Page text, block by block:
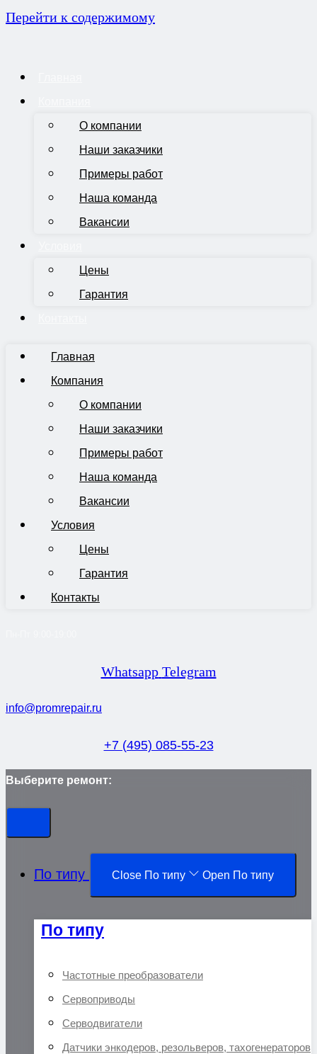
Перейти к содержимому
О компании
Наши заказчики
Примеры работ
Наша команда
Вакансии
Цены
Гарантия
Главная
Компания
О компании
Наши заказчики
Примеры работ
Наша команда
Вакансии
Условия
Цены
Гарантия
Контакты
Whatsapp Telegram
info@promrepair.ru
+7 (495) 085-55-23
Выберите ремонт:
По типу Close По типу Open По типу
По типу
Частотные преобразователи
Сервоприводы
Серводвигатели
Датчики энкодеров, резольверов, тахогенераторов